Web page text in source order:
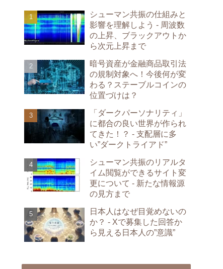
シューマン共振の仕組みと
影響を理解しよう - 周波数
の上昇、ブラックアウトか
ら次元上昇まで
暗号資産が金融商品取引法
の規制対象へ！今後何が変
わる？ステーブルコインの
位置づけは？
「ダークパーソナリティ」
に都合の良い世界が作られ
てきた！？ - 支配層に多
い”ダークトライアド”
シューマン共振のリアルタ
イム閲覧ができるサイト変
更について - 新たな情報源
の見方まで
日本人はなぜ目覚めないの
か？ - Xで募集した回答か
ら見える日本人の”意識”